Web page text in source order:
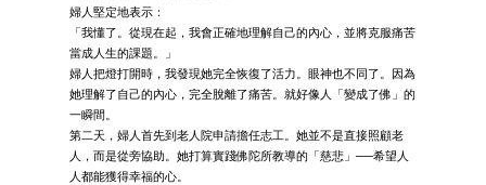
婦人堅定地表示：
「我懂了。從現在起，我會正確地理解自己的內心，並將克服痛苦
當成人生的課題。」
婦人把燈打開時，我發現她完全恢復了活力。眼神也不同了。因為
她理解了自己的內心，完全脫離了痛苦。就好像人「變成了佛」的
一瞬間。
第二天，婦人首先到老人院申請擔任志工。她並不是直接照顧老
人，而是從旁協助。她打算實踐佛陀所教導的「慈悲」──希望人
人都能獲得幸福的心。